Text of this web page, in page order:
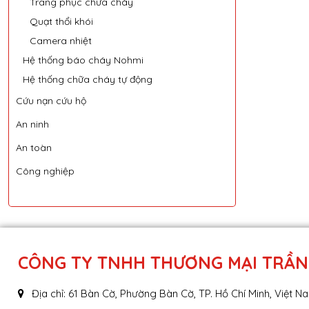
Quạt thổi khói
Camera nhiệt
Hệ thống báo cháy Nohmi
Hệ thống chữa cháy tự động
Cứu nạn cứu hộ
An ninh
An toàn
Công nghiệp
CÔNG TY TNHH THƯƠNG MẠI
Địa chỉ: 61 Bàn Cờ, Phường Bàn Cờ, TP. Hồ Chí Minh, Việt